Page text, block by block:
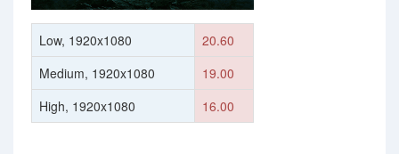
Low, 1920x1080
20.60
Medium, 1920x1080
19.00
High, 1920x1080
16.00